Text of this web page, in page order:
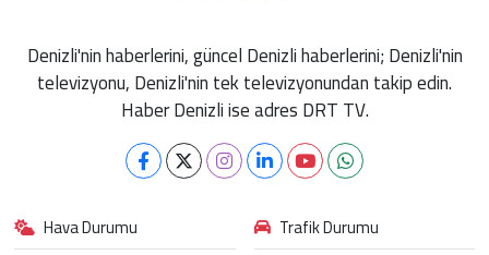
Denizli'nin haberlerini, güncel Denizli haberlerini; Denizli'nin
televizyonu, Denizli'nin tek televizyonundan takip edin.
Haber Denizli ise adres DRT TV.
Hava Durumu
Trafik Durumu